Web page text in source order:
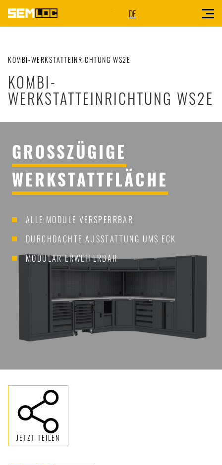
DE
KOMBI-WERKSTATTEINRICHTUNG WS2E
KOMBI-
WERKSTATTEINRICHTUNG WS2E
GROSSZÜGIGE W
ERKSTATTFLÄCHE
ALLE MODULE VERSPERRBAR
DURCHDACHTE AUSSTATTUNG UMS ECK
MODULAR ERWEITERBAR
JETZT TEILEN